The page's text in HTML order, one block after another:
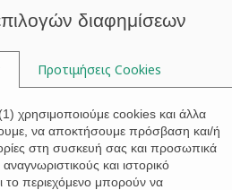
γυναίκα
διαφημίσεων
Προτιμήσεις Cookies
(1) χρησιμοποιούμε cookies και άλλα
να αποκτήσουμε πρόσβαση και/ή
στη συσκευή σας και προσωπικά
και ιστορικό
το περιεχόμενο μπορούν να